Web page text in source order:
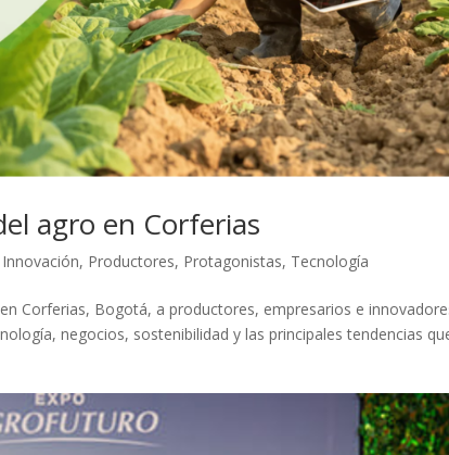
agro en Corferias
Innovación, Productores, Protagonistas, Tecnología
Corferias, Bogotá, a productores, empresarios e
negocios, sostenibilidad y las principales tendencias